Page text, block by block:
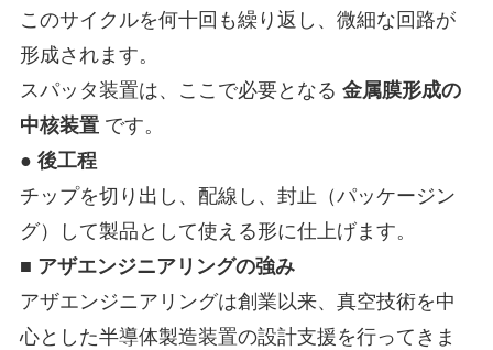
このサイクルを何十回も繰り返し、微細な回路が
形成されます。
スパッタ装置は、ここで必要となる 金属膜形成の
中核装置です。
● 後工程
チップを切り出し、配線し、封止（パッケージン
グ）して製品として使える形に仕上げます。
■ アザエンジニアリングの強み
アザエンジニアリングは創業以来、真空技術を中
心とした半導体製造装置の設計支援を行ってきま